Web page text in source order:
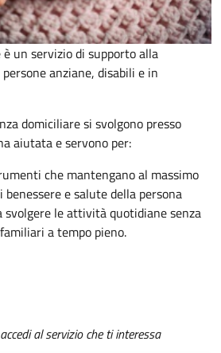
un servizio di supporto alla
anziane, disabili e in
domiciliare si svolgono presso
aiutata e servono per:
che mantengano al massimo
e salute della persona
le attività quotidiane senza
a tempo pieno.
al servizio che ti interessa